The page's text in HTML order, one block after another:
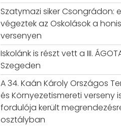
Szatymazi siker Csongrádon:
végeztek az Oskolások a
versenyen
Iskolánk is részt vett a III.
Szegeden
A 34. Kaán Károly Országos
és Környezetismereti verseny
fordulója került
osztályban